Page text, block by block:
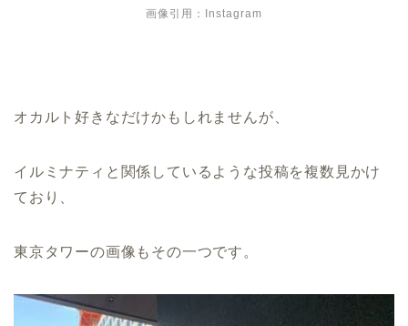
画像引用：Instagram
オカルト好きなだけかもしれませんが、
イルミナティと関係しているような投稿を複数見かけ
ており、
東京タワーの画像もその一つです。